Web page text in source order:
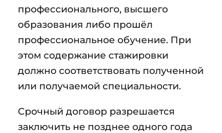
профессионального, высшего
образования либо прошёл
профессиональное обучение. При
этом содержание стажировки
должно соответствовать полученной
или получаемой специальности.
Срочный договор разрешается
заключить не позднее одного года